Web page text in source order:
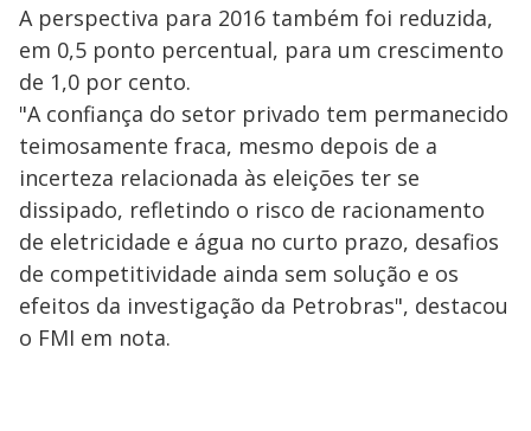
A perspectiva para 2016 também foi reduzida,
em 0,5 ponto percentual, para um crescimento
de 1,0 por cento.
"A confiança do setor privado tem permanecido
teimosamente fraca, mesmo depois de a
incerteza relacionada às eleições ter se
dissipado, refletindo o risco de racionamento
de eletricidade e água no curto prazo, desafios
de competitividade ainda sem solução e os
efeitos da investigação da Petrobras", destacou
o FMI em nota.